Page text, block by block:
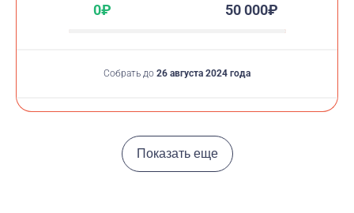
0₽ 50 000₽
Собрать до 26 августа 2024 года
Показать еще